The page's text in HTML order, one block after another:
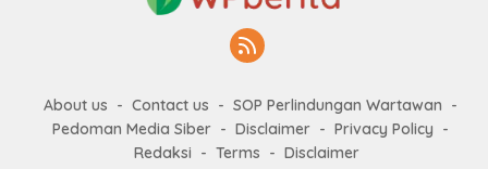
About us Contact us
SOP Perlindungan Wartawan
Pedoman Media Siber
Disclaimer
Privacy Policy
Redaksi
Terms Disclaimer